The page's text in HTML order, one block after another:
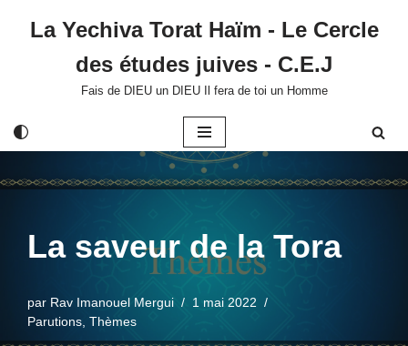
La Yechiva Torat Haïm - Le Cercle
des études juives - C.E.J
Fais de DIEU un DIEU Il fera de toi un Homme
La saveur de la Tora
par Rav Imanouel Mergui
1 mai 2022
Parutions Thèmes